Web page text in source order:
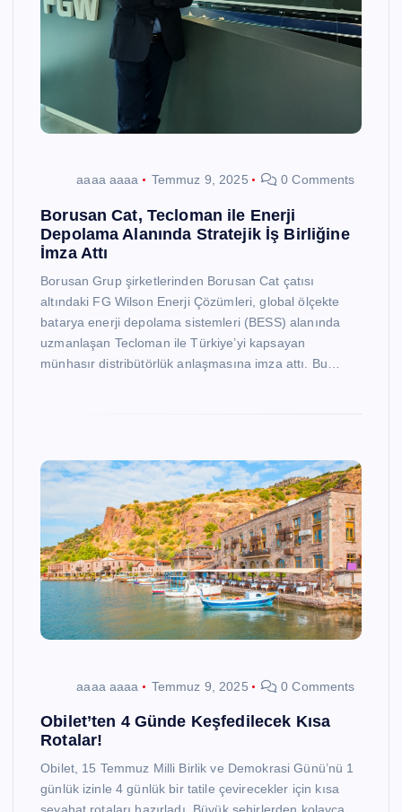
aaaa aaaa Temmuz 9, 2025 0 Comments
Borusan Cat, Tecloman ile Enerji
Depolama Alanında Stratejik İş Birliğine
İmza Attı
Borusan Grup şirketlerinden Borusan Cat çatısı
altındaki FG Wilson Enerji Çözümleri, global ölçekte
batarya enerji depolama sistemleri (BESS) alanında
uzmanlaşan Tecloman ile Türkiye’yi kapsayan
münhasır distribütörlük anlaşmasına imza attı. Bu…
aaaa aaaa Temmuz 9, 2025 0 Comments
Obilet’ten 4 Günde Keşfedilecek Kısa
Rotalar!
Obilet, 15 Temmuz Milli Birlik ve Demokrasi Günü’nü 1
günlük izinle 4 günlük bir tatile çevirecekler için kısa